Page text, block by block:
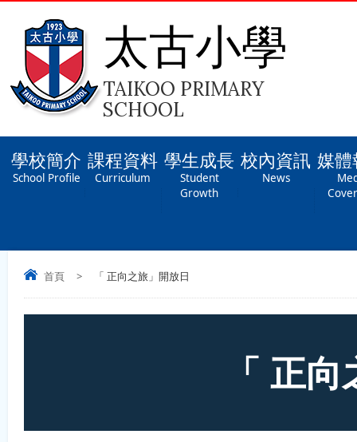
太古小學
TAIKOO PRIMARY
SCHOOL
學校簡介
School Profile
課程資料
Curriculum
學生成長
Student
Growth
校內資訊
News
媒
首頁 > 「 正向之旅」開放日
「 正